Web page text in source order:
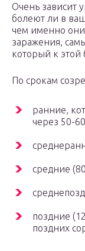
Очень зависит
болеют ли в
чем именно они
заражения,
который к этой
По срокам
ранние,
через 50-
средние
поздние
поздних